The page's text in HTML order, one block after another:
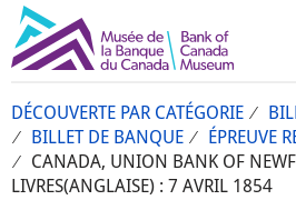
DÉCOUVERTE PAR CATÉGORIE
BILLET DE BANQUE
ÉPREUVE
CANADA, UNION BANK OF
LIVRES(ANGLAISE) : 7 AVRIL 1854